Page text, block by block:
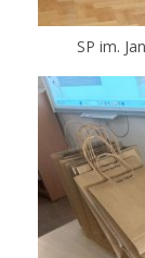
SP im.